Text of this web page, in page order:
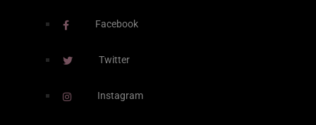
Facebook
Twitter
Instagram